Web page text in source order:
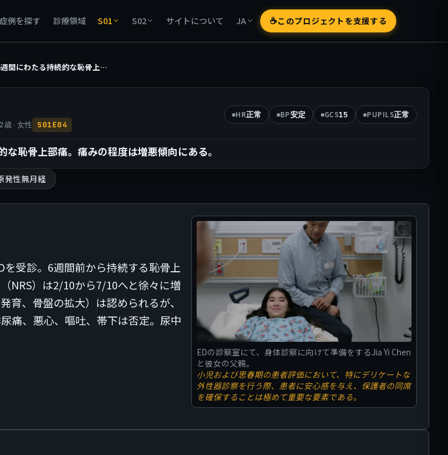
症例を探す 診療領域 S01 S02 サイトについて JA ☕このプロジェクトを支援する
ジア・イー・チェン: 主訴：6週間にわたる持続的な恥骨上部痛。痛みの程度は増悪傾向にある。
歳· 女性 S01E04
HR正常 BP安定 GCS15 PUPILS正常
な恥骨上部痛。痛みの程度は増悪傾向にある。
発性無月経
受診。6週間前から持続する恥骨上
NRS）は2/10から7/10へと徐々に増
育、骨盤の拡大）は認められるが、
痛、悪心、嘔吐、帯下は否定。尿中
EDの診察室にて、身体診察に向けて準備をするJia Yi Chen
と彼女の父親。
小児および思春期の患者評価において、特にデリケートな
外性器診察を行う際、患者に安心感を与え、保護者の同席
を確保することは極めて重要な要素である。